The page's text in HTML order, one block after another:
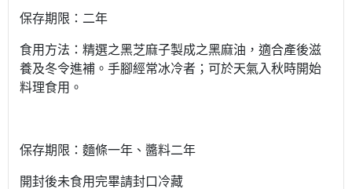
保存期限：二年
食用方法：精選之黑芝麻子製成之黑麻油，適合產後滋
養及冬令進補。手腳經常冰冷者；可於天氣入秋時開始
料理食用。
保存期限：麵條一年、醬料二年
開封後未食用完畢請封口冷藏